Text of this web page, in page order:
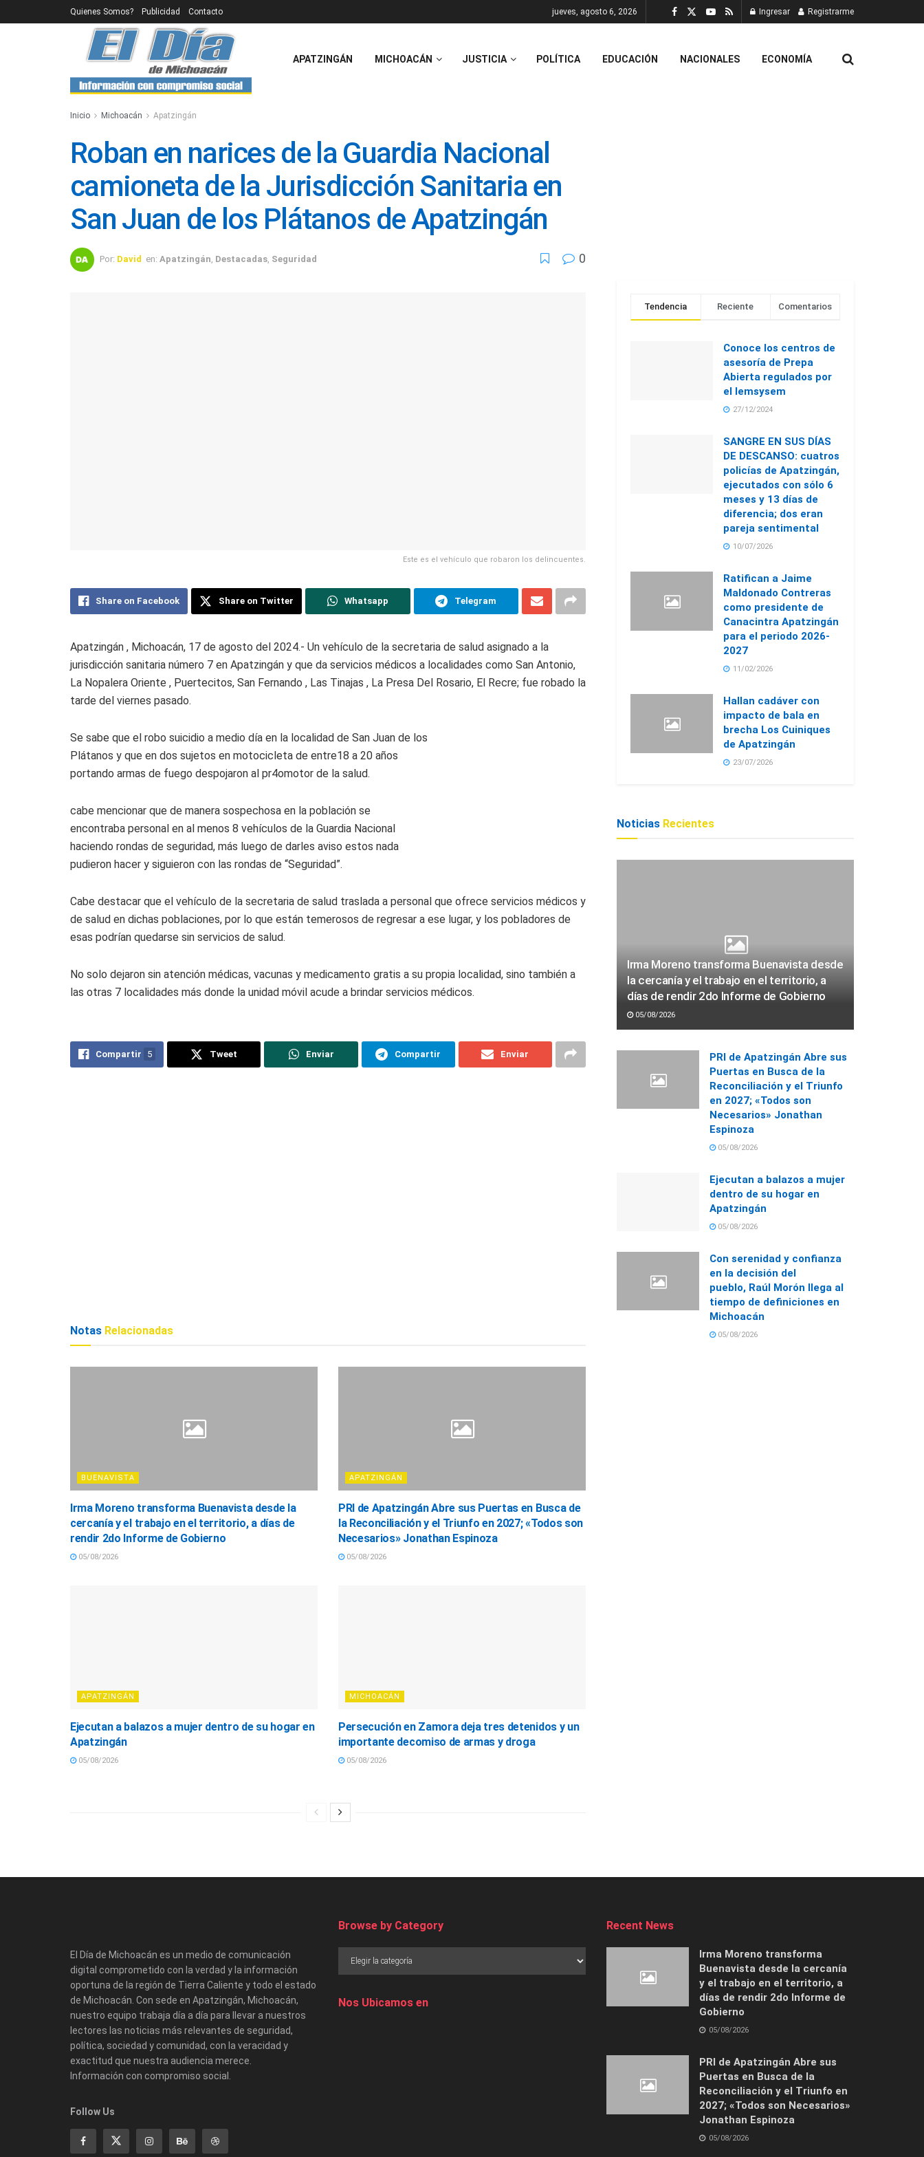
Quienes Somos? Publicidad Contacto jueves, agosto 6, 2026 Ingresar Registrarme
APATZINGÁN MICHOACÁN JUSTICIA POLÍTICA EDUCACIÓN NACIONALES ECONOMÍA
Inicio Michoacán Apatzingán
Roban en narices de la Guardia Nacional
camioneta de la Jurisdicción Sanitaria en
San Juan de los Plátanos de Apatzingán
Por: David en: Apatzingán Destacadas Seguridad 0
Este es el vehículo que robaron los delincuentes.
Share on Facebook Share on Twitter Whatsapp Telegram
Apatzingán , Michoacán, 17 de agosto del 2024.- Un vehículo de la secretaria de salud asignado a la
jurisdicción sanitaria número 7 en Apatzingán y que da servicios médicos a localidades como San Antonio,
La Nopalera Oriente , Puertecitos, San Fernando , Las Tinajas , La Presa Del Rosario, El Recre; fue robado la
tarde del viernes pasado.
Se sabe que el robo suicidio a medio día en la localidad de San Juan de los
Plátanos y que en dos sujetos en motocicleta de entre18 a 20 años
portando armas de fuego despojaron al pr4omotor de la salud.
cabe mencionar que de manera sospechosa en la población se
encontraba personal en al menos 8 vehículos de la Guardia Nacional
haciendo rondas de seguridad, más luego de darles aviso estos nada
pudieron hacer y siguieron con las rondas de “Seguridad”.
Cabe destacar que el vehículo de la secretaria de salud traslada a personal que ofrece servicios médicos y
de salud en dichas poblaciones, por lo que están temerosos de regresar a ese lugar, y los pobladores de
esas podrían quedarse sin servicios de salud.
No solo dejaron sin atención médicas, vacunas y medicamento gratis a su propia localidad, sino también a
las otras 7 localidades más donde la unidad móvil acude a brindar servicios médicos.
Compartir 5 Tweet Enviar Compartir Enviar
Notas Relacionadas
BUENAVISTA
Irma Moreno transforma Buenavista desde la
cercanía y el trabajo en el territorio, a días de
rendir 2do Informe de Gobierno
05/08/2026
APATZINGÁN
PRI de Apatzingán Abre sus Puertas en Busca de
la Reconciliación y el Triunfo en 2027; «Todos son
Necesarios» Jonathan Espinoza
05/08/2026
APATZINGÁN
Ejecutan a balazos a mujer dentro de su hogar en
Apatzingán
05/08/2026
MICHOACÁN
Persecución en Zamora deja tres detenidos y un
importante decomiso de armas y droga
05/08/2026
Tendencia Reciente Comentarios
Conoce los centros de
asesoría de Prepa
Abierta regulados por
el Iemsysem
27/12/2024
SANGRE EN SUS DÍAS
DE DESCANSO: cuatros
policías de Apatzingán,
ejecutados con sólo 6
meses y 13 días de
diferencia; dos eran
pareja sentimental
10/07/2026
Ratifican a Jaime
Maldonado Contreras
como presidente de
Canacintra Apatzingán
para el periodo 2026-
2027
11/02/2026
Hallan cadáver con
impacto de bala en
brecha Los Cuiniques
de Apatzingán
23/07/2026
Noticias Recientes
Irma Moreno transforma Buenavista desde
la cercanía y el trabajo en el territorio, a
días de rendir 2do Informe de Gobierno
05/08/2026
PRI de Apatzingán Abre sus
Puertas en Busca de la
Reconciliación y el Triunfo
en 2027; «Todos son
Necesarios» Jonathan
Espinoza
05/08/2026
Ejecutan a balazos a mujer
dentro de su hogar en
Apatzingán
05/08/2026
Con serenidad y confianza
en la decisión del
pueblo, Raúl Morón llega al
tiempo de definiciones en
Michoacán
05/08/2026
El Día de Michoacán es un medio de comunicación
digital comprometido con la verdad y la información
oportuna de la región de Tierra Caliente y todo el estado
de Michoacán. Con sede en Apatzingán, Michoacán,
nuestro equipo trabaja día a día para llevar a nuestros
lectores las noticias más relevantes de seguridad,
política, sociedad y comunidad, con la veracidad y
exactitud que nuestra audiencia merece.
Información con compromiso social.
Follow Us
Browse by Category
Nos Ubicamos en
Recent News
Irma Moreno transforma
Buenavista desde la cercanía
y el trabajo en el territorio, a
días de rendir 2do Informe de
Gobierno
05/08/2026
PRI de Apatzingán Abre sus
Puertas en Busca de la
Reconciliación y el Triunfo en
2027; «Todos son Necesarios»
Jonathan Espinoza
05/08/2026